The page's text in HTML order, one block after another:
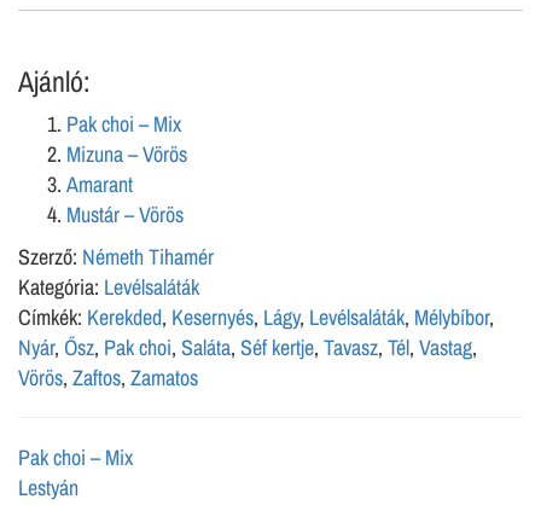
Ajánló:
Pak choi – Mix
Mizuna – Vörös
Amarant
Mustár – Vörös
Szerző: Németh Tihamér
Kategória: Levélsaláták
Címkék: Kerekded, Kesernyés, Lágy, Levélsaláták, Mélybíbor,
Nyár, Ősz, Pak choi, Saláta, Séf kertje, Tavasz, Tél, Vastag,
Vörös, Zaftos, Zamatos
Pak choi – Mix
Lestyán